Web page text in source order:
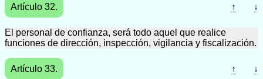
Artículo 32. ↑ ↓
El personal de confianza, será todo aquel que realice
funciones de dirección, inspección, vigilancia y fiscalización.
Artículo 33. ↑ ↓